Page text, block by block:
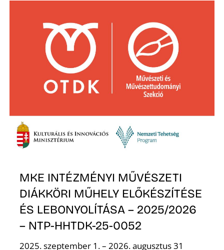
MKE INTÉZMÉNYI MŰVÉSZETI
DIÁKKÖRI MŰHELY ELŐKÉSZÍTÉSE
ÉS LEBONYOLÍTÁSA – 2025/2026
– NTP-HHTDK-25-0052
2025. szeptember 1. – 2026. augusztus 31